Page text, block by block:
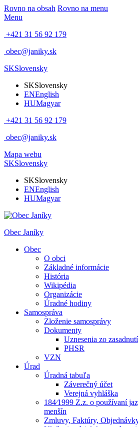
Rovno na obsah Rovno na menu
Menu
+421 31 56 92 179
obec@janiky.sk
SKSlovensky
SKSlovensky
ENEnglish
HUMagyar
+421 31 56 92 179
obec@janiky.sk
Mapa webu
SKSlovensky
SKSlovensky
ENEnglish
HUMagyar
Obec Janíky
Obec
O obci
Základné informácie
História
Wikipédia
Organizácie
Úradné hodiny
Samospráva
Zloženie samosprávy
Dokumenty
Uznesenia zo
PHSR
VZN
Úrad
Úradná tabuľa
Záverečný účet
Verejná vyhláška
184⁄1999 Z.z. o používaní
menšín
Zmluvy, Faktúry,